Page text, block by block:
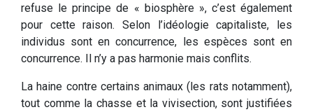
refuse le principe de « biosphère », c’est également
pour cette raison. Selon l’idéologie capitaliste, les
individus sont en concurrence, les espèces sont en
concurrence. Il n’y a pas harmonie mais conflits.
La haine contre certains animaux (les rats notamment),
tout comme la chasse et la vivisection, sont justifiées